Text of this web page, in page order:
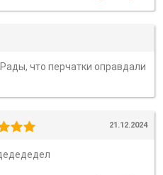
что перчатки оправдали
21.12.2024